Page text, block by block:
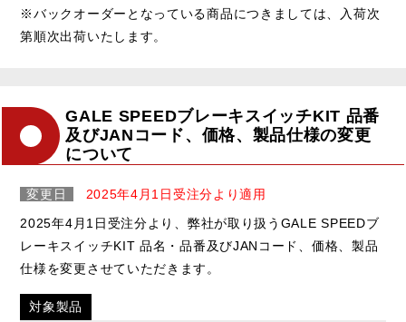
※バックオーダーとなっている商品につきましては、入荷次
第順次出荷いたします。
GALE SPEEDブレーキスイッチKIT 品番
及びJANコード、価格、製品仕様の変更
について
変更日
2025年4月1日受注分より適用
2025年4月1日受注分より、弊社が取り扱うGALE SPEEDブ
レーキスイッチKIT 品名・品番及びJANコード、価格、製品
仕様を変更させていただきます。
対象製品